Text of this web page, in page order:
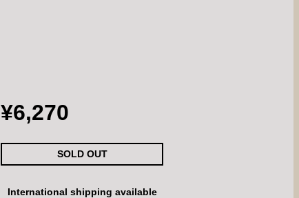
¥6,270
SOLD OUT
International shipping available